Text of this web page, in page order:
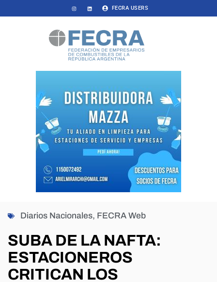
FECRA USERS
Diarios Nacionales, FECRA Web
SUBA DE LA NAFTA:
ESTACIONEROS
CRITICAN LOS